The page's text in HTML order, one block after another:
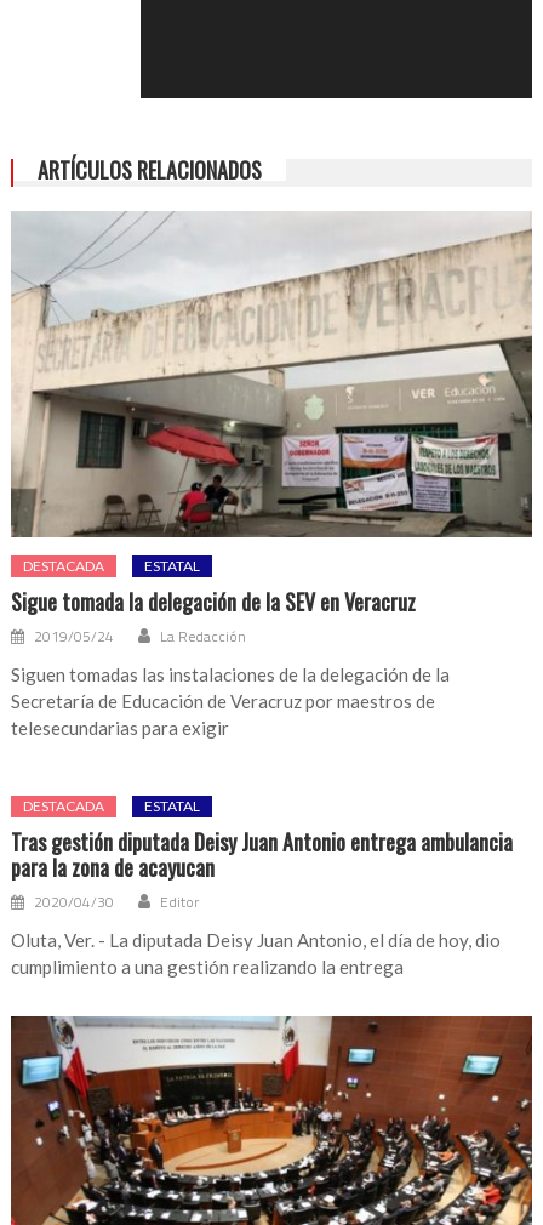
ARTÍCULOS RELACIONADOS
DESTACADA ESTATAL
Sigue tomada la delegación de la SEV en Veracruz
2019/05/24 La Redacción
Siguen tomadas las instalaciones de la delegación de la
Secretaría de Educación de Veracruz por maestros de
telesecundarias para exigir
DESTACADA ESTATAL
Tras gestión diputada Deisy Juan Antonio entrega ambulancia
para la zona de acayucan
2020/04/30 Editor
Oluta, Ver. - La diputada Deisy Juan Antonio, el día de hoy, dio
cumplimiento a una gestión realizando la entrega